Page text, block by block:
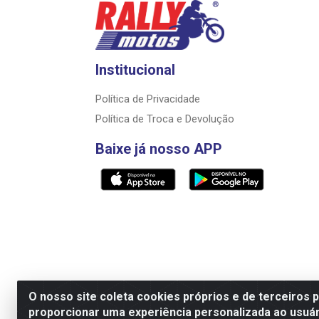
O nosso site coleta cookies próprios e de terceiros
proporcionar uma experiência personalizada ao
Institucional
Política de Privacidade
Política de Troca e Devolução
Baixe já nosso APP